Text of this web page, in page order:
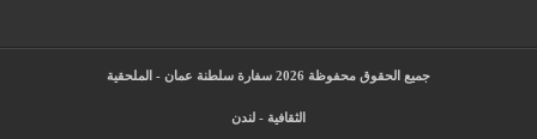
جميع الحقوق محفوظة 2026 سفارة سلطنة عمان - الملحقية
الثقافية - لندن